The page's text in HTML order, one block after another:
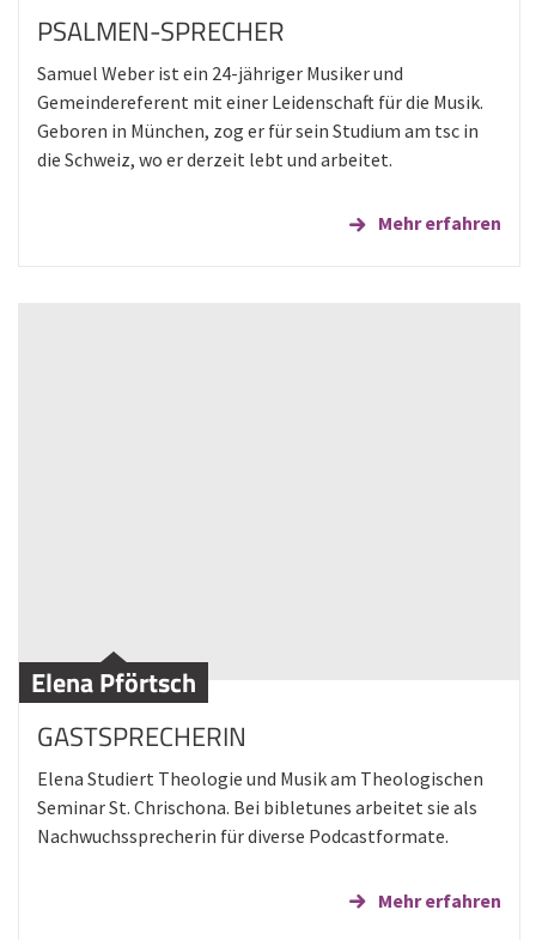
PSALMEN-SPRECHER
Samuel Weber ist ein 24-jähriger Musiker und
Gemeindereferent mit einer Leidenschaft für die Musik.
Geboren in München, zog er für sein Studium am tsc in
die Schweiz, wo er derzeit lebt und arbeitet.
Mehr erfahren
Elena Pförtsch
GASTSPRECHERIN
Elena Studiert Theologie und Musik am Theologischen
Seminar St. Chrischona. Bei bibletunes arbeitet sie als
Nachwuchssprecherin für diverse Podcastformate.
Mehr erfahren